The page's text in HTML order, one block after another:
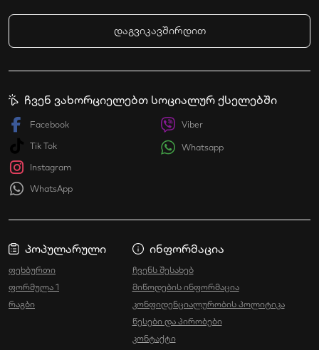
დაგვიკავშირდით
პოპულარული
ფეხბურთი
ფორმულა 1
რაგბი
ინფორმაცია
ჩვენს შესახებ
მიწოდების ინფორმაცია
კონფიდენციალურობის პოლიტიკა
წესები და პირობები
კონტაქტი
ჩვენ ვახორციელებთ სოციალურ ქსელებში
Facebook
Tik Tok
Instagram
WhatsApp
Viber
Whatsapp